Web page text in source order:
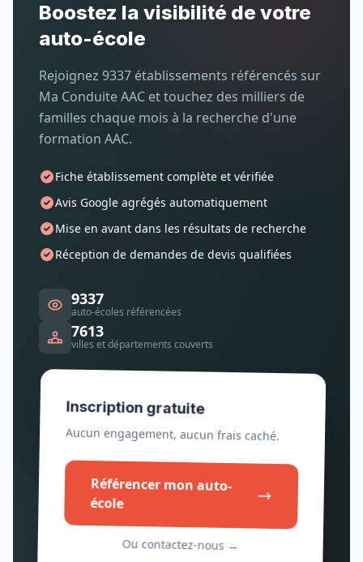
Boostez la visibilité de votre
auto-école
Rejoignez 9337 établissements référencés sur
Ma Conduite AAC et touchez des milliers de
familles chaque mois à la recherche d'une
formation AAC.
Fiche établissement complète et vérifiée
Avis Google agrégés automatiquement
Mise en avant dans les résultats de recherche
Réception de demandes de devis qualifiées
9337
auto-écoles référencées
7613
villes et départements couverts
Inscription gratuite
Aucun engagement, aucun frais caché.
Référencer mon auto-
école
Ou contactez-nous →